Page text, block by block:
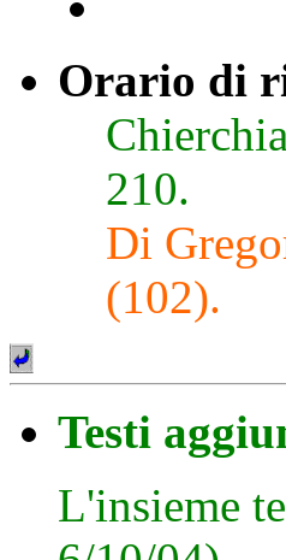
Orario di
210.
Di
(102).
Testi
L'insieme